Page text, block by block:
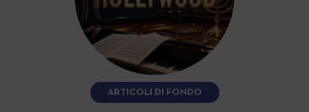
ARTICOLI DI FONDO